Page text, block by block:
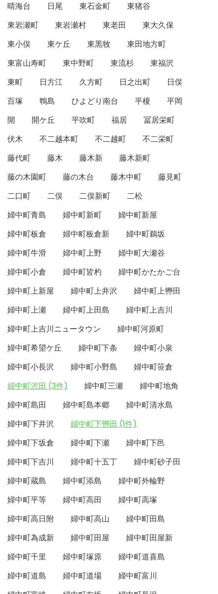
晴海台 日尾 東石金町
東猪谷
東岩瀬町
東岩瀬村 東老田
東大久保
東小俣
東ケ丘 東黒牧
東田地方町
東富山寿町
東中野町 東流杉
東福沢
東町
日方江 久方町 日之出町
日俣
百塚
鵯島 ひよどり南台 平榎
平岡
開
開ケ丘 平吹町 福居
冨居栄町
伏木
不二越本町 不二越町
不二栄町
藤代町
藤木 藤木新
藤木新町
藤の木園町
藤の木台 藤木中町
藤見町
二口町
二俣 二俣新町
二松
婦中町青島
婦中町新町
婦中町新屋
婦中町板倉
婦中町板倉新
婦中町鵜坂
婦中町牛滑
婦中町上野
婦中町大瀬谷
婦中町小倉
婦中町皆杓
婦中町かたかご台
婦中町上新屋
婦中町上井沢
婦中町上轡田
婦中町上瀬
婦中町上田島
婦中町上吉川
婦中町上吉川ニュータウン
婦中町河原町
婦中町希望ケ丘
婦中町下条
婦中町小泉
婦中町小長沢
婦中町小野島
婦中町笹倉
婦中町沢田 (3件)
婦中町三瀬
婦中町地角
婦中町島田
婦中町島本郷
婦中町清水島
婦中町下井沢
婦中町下轡田 (1件)
婦中町下坂倉
婦中町下瀬
婦中町下邑
婦中町下吉川
婦中町十五丁
婦中町砂子田
婦中町蔵島
婦中町添島
婦中町外輪野
婦中町平等
婦中町高田
婦中町高塚
婦中町高日附
婦中町高山
婦中町田島
婦中町為成新
婦中町田屋
婦中町田屋新
婦中町千里
婦中町塚原
婦中町道喜島
婦中町道島
婦中町道場
婦中町富川